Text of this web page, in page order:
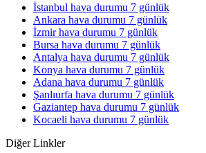
İstanbul hava durumu 7 günlük
Ankara hava durumu 7 günlük
İzmir hava durumu 7 günlük
Bursa hava durumu 7 günlük
Antalya hava durumu 7 günlük
Konya hava durumu 7 günlük
Adana hava durumu 7 günlük
Şanlıurfa hava durumu 7 günlük
Gaziantep hava durumu 7 günlük
Kocaeli hava durumu 7 günlük
Diğer Linkler